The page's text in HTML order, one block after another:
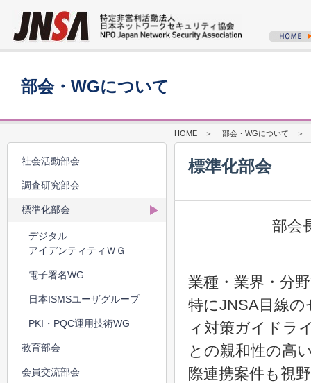
部会・WGについて
HOME ＞ 部会・WGについて ＞
標準化部会
部会
業種・業界・分
特にJNSA目線
ィ対策ガイドラ
との親和性の高
際連携案件も視
社会活動部会
調査研究部会
標準化部会
デジタル
アイデンティティＷＧ
電子署名WG
日本ISMSユーザグループ
PKI・PQC運用技術WG
教育部会
会員交流部会